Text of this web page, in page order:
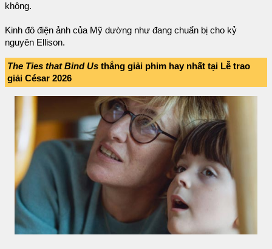
không.
Kinh đô điện ảnh của Mỹ dường như đang chuẩn bị cho kỷ
nguyên Ellison.
The Ties that Bind Us thắng giải phim hay nhất tại Lễ trao
giải César 2026